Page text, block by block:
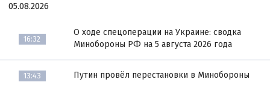
05.08.2026
16:32
О ходе спецоперации на Украине: сводка
Минобороны РФ на 5 августа 2026 года
13:43 Путин провёл перестановки в Минобороны